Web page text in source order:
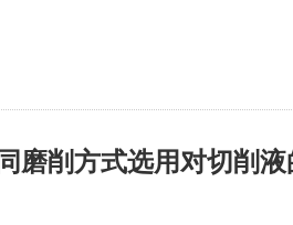
磨削方式选用对切削液